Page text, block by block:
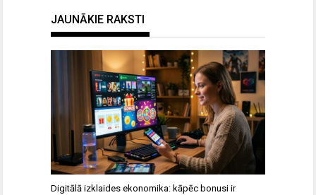
JAUNĀKIE RAKSTI
Digitālā izklaides ekonomika: kāpēc bonusi ir